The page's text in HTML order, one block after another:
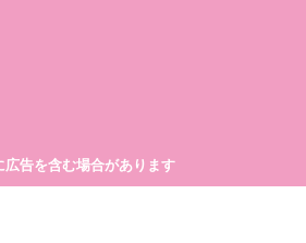
広告を含む場合があります